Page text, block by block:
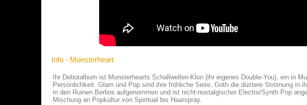
Info - Monsterheart
Ihr Debutalbum ist Monsterhearts Schallwellen-Klon (ihr eigenes Double-You), ein in
Persönlichkeit. Glam und Pop sind ihre fröhliche Seite, Goth die düstere Strömung in
in den Ruinen Berlins aufgenommen und ist nicht-nostalgischer Electro/Synth Pop
Mischung an Popkultur von Spiritual bis Haarspray.